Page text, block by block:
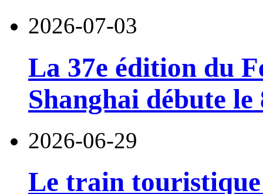
2026-07-03
La 37e édition du
Shanghai débute
2026-06-29
Le train